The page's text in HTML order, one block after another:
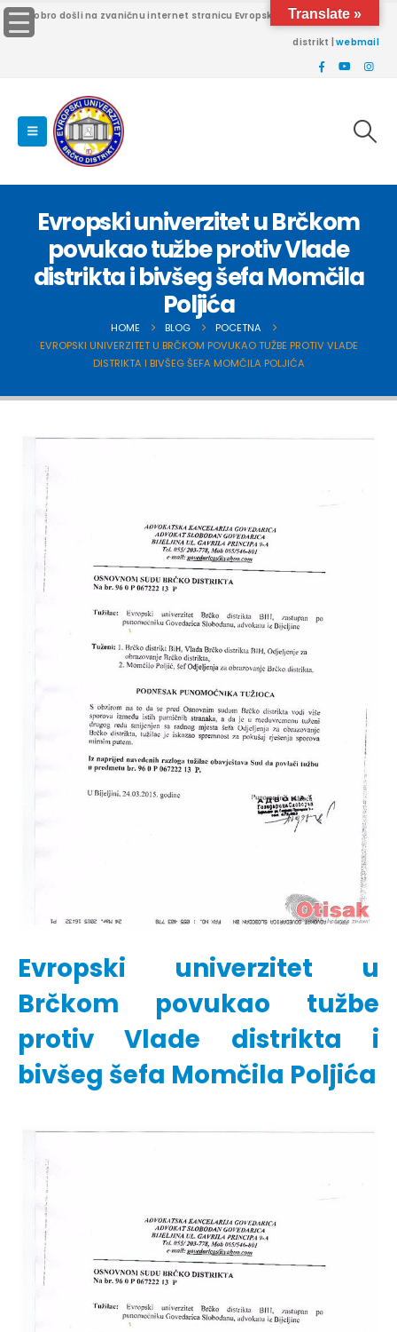
Dobro došli na zvaničnu internet stranicu Evropskog univerziteta Brčko
distrikt |webmail
Evropski univerzitet u Brčkom
povukao tužbe protiv Vlade
distrikta i bivšeg šefa Momčila
Poljića
HOME BLOG
POCETNA
EVROPSKI UNIVERZITET U BRČKOM POVUKAO TUŽBE PROTIV VLADE
DISTRIKTA I BIVŠEG ŠEFA MOMČILA POLJIĆA
Evropski univerzitet u
Brčkom povukao tužbe
protiv Vlade distrikta i
bivšeg šefa Momčila Poljića
Translate »